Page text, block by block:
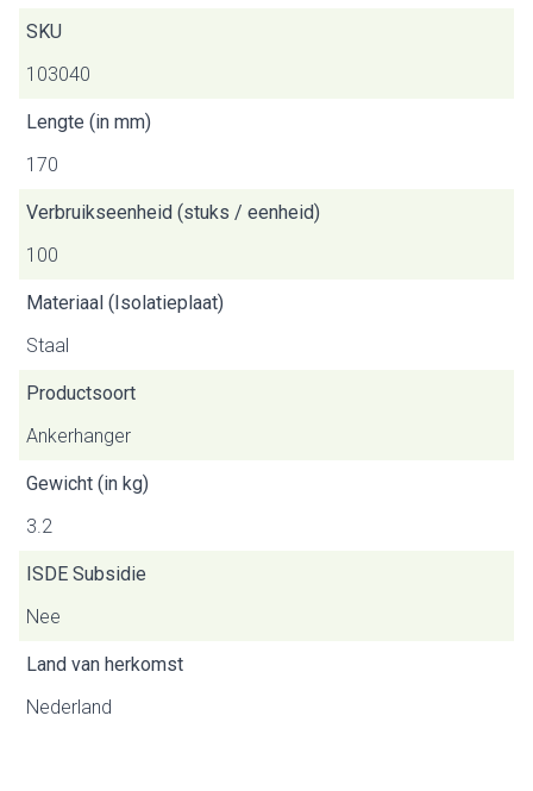
SKU
103040
Lengte (in mm)
170
Verbruikseenheid (stuks / eenheid)
100
Materiaal (Isolatieplaat)
Staal
Productsoort
Ankerhanger
Gewicht (in kg)
3.2
ISDE Subsidie
Nee
Land van herkomst
Nederland